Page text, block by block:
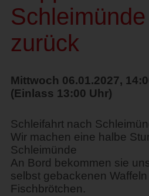
zurück
Mittwoch 06.01.2027,
(Einlass 13:00 Uhr)
Schleifahrt nach
Wir machen eine halbe
Schleimünde
An Bord bekommen sie
selbst gebackenen Waffeln
Fischbrötchen.